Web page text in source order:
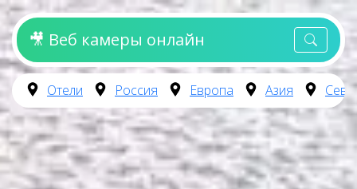
🎥 Веб камеры онлайн
Отели Россия Европа Азия